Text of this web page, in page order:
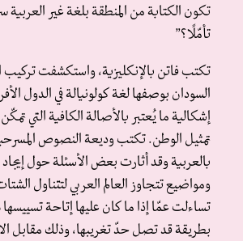
تكون الكتابة من المنطقة بلغة غير العربية
تأمّلًا؟”
تكتب فاتن بالإنكليزية، واستكشفت تركيب
السودان بوصفها لغة كولونيالة في الدول
إشكالية ما يُعتبر بالأصالة الكافية التي
تمثيل الوطن. تكتب وديعة النصوص
بالعربية وقد أثارت بعض الأسئلة حول
ومواضيع تتجاوز العالم العربي لتتناول
تساءلت عمّا إذا ما كان عليها إتاحة تسييسها
بطريقة قد تصل حدّ تغريبها، وذلك مقابل